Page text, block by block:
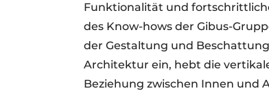
Funktionalität und
des Know-hows der Gibus-
der Gestaltung und
Architektur ein, hebt die
Beziehung zwischen Innen und